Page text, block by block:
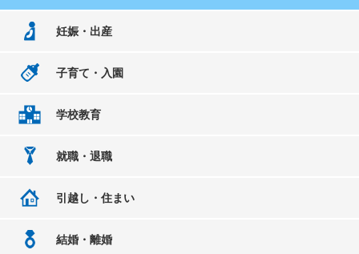
妊娠・出産
子育て・入園
学校教育
就職・退職
引越し・住まい
結婚・離婚